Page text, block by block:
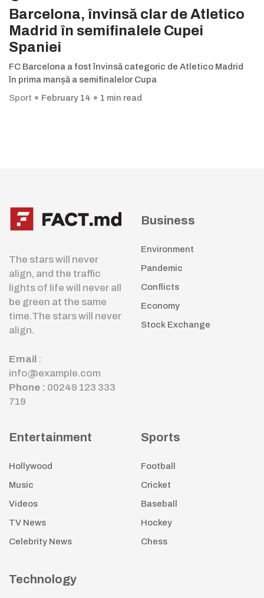
Barcelona, învinsă clar de Atletico
Madrid în semifinalele Cupei
Spaniei
FC Barcelona a fost învinsă categoric de Atletico Madrid
în prima manșă a semifinalelor Cupa
Sport
February 14 1 min read
The stars will never
align, and the traffic
lights of life will never all
be green at the same
time.The stars will never
align.
Email :
info@example.com
Phone : 00249 123 333
719
Business
Environment
Pandemic
Conflicts
Economy
Stock Exchange
Entertainment
Hollywood
Music
Videos
TV News
Celebrity News
Sports
Football
Cricket
Baseball
Hockey
Chess
Technology